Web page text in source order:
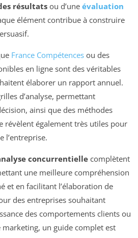
résultats ou d’une évaluation
élément contribue à construire
France Compétences ou des
en ligne sont des véritables
élaborer un rapport annuel.
d’analyse, permettant
ainsi que des méthodes
révèlent également très utiles pour
l’entreprise.
concurrentielle complètent
une meilleure compréhension
et en facilitant l’élaboration de
des entreprises souhaitant
des comportements clients ou
marketing, un guide complet est